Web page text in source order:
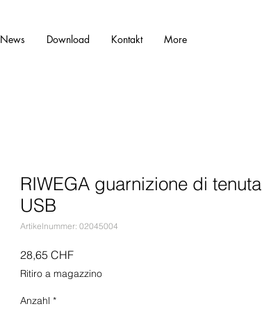
News Download Kontakt More
RIWEGA guarnizione di tenuta
USB
Artikelnummer: 02045004
28,65 CHFPreis
Ritiro a magazzino
Anzahl *